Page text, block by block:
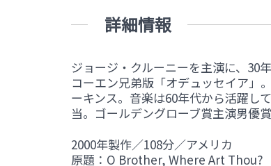
詳細情報
ジョージ・クルーニーを主演に、30
コーエン兄弟版「オデュッセイア」
ーキンス。音楽は60年代から活躍し
当。ゴールデングローブ賞主演男優
2000年製作／108分／アメリカ
原題：O Brother, Where Art Thou?